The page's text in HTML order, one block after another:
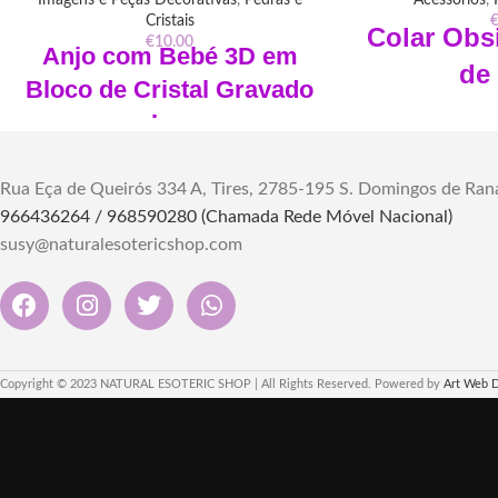
Cristais
€10.00
Anjo com Bebé 3D em
Bloco de Cristal Gravado
a Lazer
5cm Altura 8cm
Material: Cristal
Informação: Não inclui base led
€
Colar
de
argolas
"Descubra a elegân
Rua Eça de Queirós 334 A, Tires, 2785-195 S. Domingos de
966436264 / 968590280 (Chamada Rede Móvel Nacional)
susy@naturalesotericshop.com
Copyright © 2023 NATURAL ESOTERIC SHOP | All Rights Reserved. Powered by Art Web